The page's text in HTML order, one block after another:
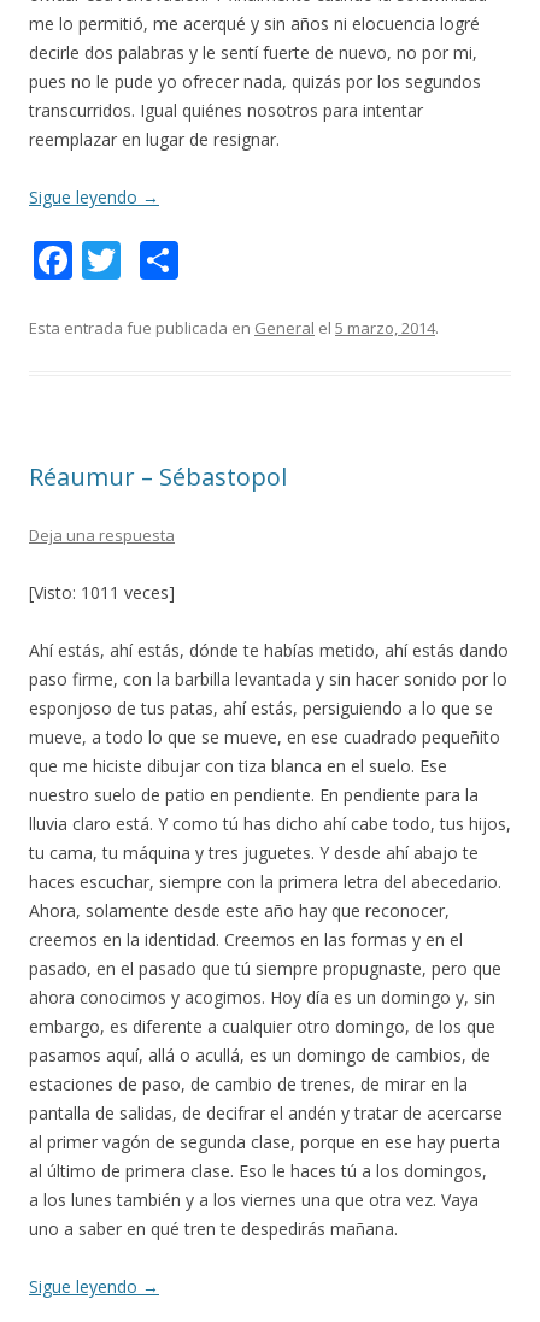
me lo permitió, me acerqué y sin años ni elocuencia logré
decirle dos palabras y le sentí fuerte de nuevo, no por mi,
pues no le pude yo ofrecer nada, quizás por los segundos
transcurridos. Igual quiénes nosotros para intentar
reemplazar en lugar de resignar.
Sigue leyendo →
F
e
k
T
itt m
r
Esta entrada fue publicada en General el 5 marzo, 2014.
Réaumur – Sébastopol
Deja una respuesta
[Visto: 1011 veces]
Ahí estás, ahí estás, dónde te habías metido, ahí estás dando
paso firme, con la barbilla levantada y sin hacer sonido por lo
esponjoso de tus patas, ahí estás, persiguiendo a lo que se
mueve, a todo lo que se mueve, en ese cuadrado pequeñito
que me hiciste dibujar con tiza blanca en el suelo. Ese
nuestro suelo de patio en pendiente. En pendiente para la
lluvia claro está. Y como tú has dicho ahí cabe todo, tus hijos,
tu cama, tu máquina y tres juguetes. Y desde ahí abajo te
haces escuchar, siempre con la primera letra del abecedario.
Ahora, solamente desde este año hay que reconocer,
creemos en la identidad. Creemos en las formas y en el
pasado, en el pasado que tú siempre propugnaste, pero que
ahora conocimos y acogimos. Hoy día es un domingo y, sin
embargo, es diferente a cualquier otro domingo, de los que
pasamos aquí, allá o acullá, es un domingo de cambios, de
estaciones de paso, de cambio de trenes, de mirar en la
pantalla de salidas, de decifrar el andén y tratar de acercarse
al primer vagón de segunda clase, porque en ese hay puerta
al último de primera clase. Eso le haces tú a los domingos,
a los lunes también y a los viernes una que otra vez. Vaya
uno a saber en qué tren te despedirás mañana.
Sigue leyendo →